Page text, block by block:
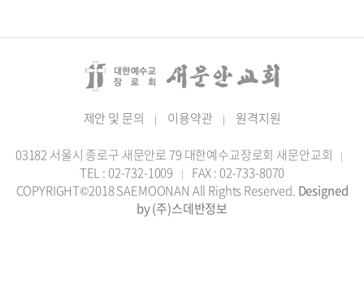
제안 및 문의 | 이용약관 | 원격지원
03182 서울시 종로구 새문안로 79 대한예수교장로회 새문안교회 |
TEL : 02-732-1009 |
FAX : 02-733-8070
COPYRIGHT©2018 SAEMOONAN All Rights Reserved. Designed
by (주)스데반정보